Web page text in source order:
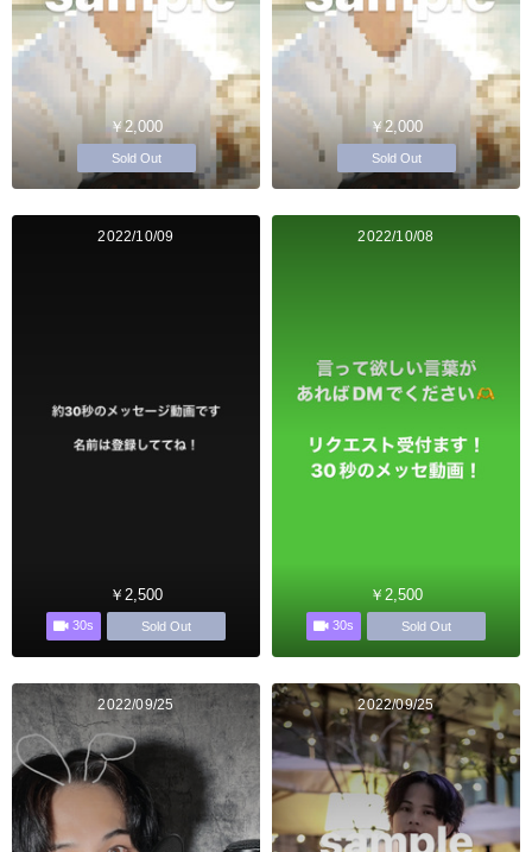
￥2,000
Sold Out
￥2,000
Sold Out
2022/10/09
￥2,500
30s Sold Out
2022/10/08
￥2,500
30s Sold Out
2022/09/25 2022/09/25